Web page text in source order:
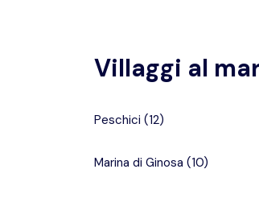
Villaggi al
Peschici (12)
Marina di Ginosa (10)